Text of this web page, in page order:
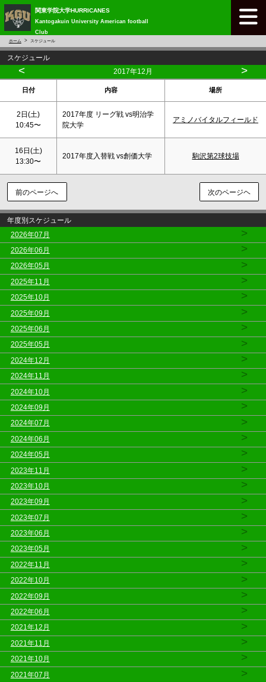
関東学院大学HURRICANES
Kantogakuin University American football
Club
ホーム スケジュール
スケジュール
< 2017年12月 >
日付 内容 場所
2日(土)
10:45〜
2017年度 リーグ戦 vs明治学
院大学
アミノバイタルフィールド
16日(土)
13:30〜
2017年度入替戦 vs創価大学 駒沢第2球技場
前のページへ 次のページヘ
年度別スケジュール
2026年07月
>
2026年06月 >
2026年05月 >
2025年11月 >
2025年10月 >
2025年09月 >
2025年06月 >
2025年05月 >
2024年12月 >
2024年11月 >
2024年10月 >
2024年09月 >
2024年07月 >
2024年06月 >
2024年05月 >
2023年11月 >
2023年10月 >
2023年09月 >
2023年07月 >
2023年06月 >
2023年05月 >
2022年11月 >
2022年10月 >
2022年09月 >
2022年06月 >
2021年12月 >
2021年11月 >
2021年10月 >
2021年07月 >